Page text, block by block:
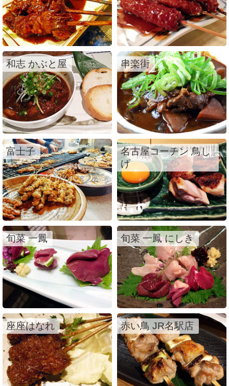
和志 かぶと屋 串楽街
富士子
名古屋コーチン 鳥し
げ
旬菜 一鳳 旬菜 一鳳 にしき
座座はなれ 赤い鳥 JR名駅店